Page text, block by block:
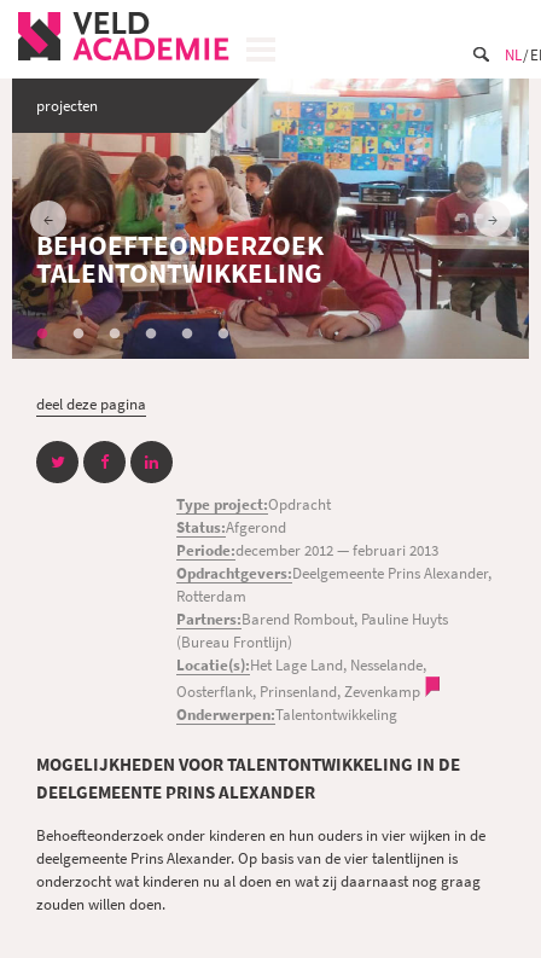
NL
projecten
BEHOEFTEONDERZOEK
TALENTONTWIKKELING
deel deze pagina
Type project:Opdracht
Status:Afgerond
Periode:december 2012—februari 2013
Opdrachtgevers:Deelgemeente Prins Alexander,
Rotterdam
Partners:Barend Rombout, Pauline Huyts
(Bureau Frontlijn)
Locatie(s):Het Lage Land, Nesselande,
Oosterflank, Prinsenland, Zevenkamp
Onderwerpen:Talentontwikkeling
MOGELIJKHEDEN VOOR TALENTONTWIKKELING IN DE
DEELGEMEENTE PRINS ALEXANDER
Behoefteonderzoek onder kinderen en hun ouders in vier wijken in de
deelgemeente Prins Alexander. Op basis van de vier talentlijnen is
onderzocht wat kinderen nu al doen en wat zij daarnaast nog graag
zouden willen doen.